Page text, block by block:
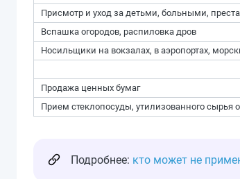
Присмотр и уход за детьми, больными,
Вспашка огородов, распиловка дров
Носильщики на вокзалах, в аэропортах,
Продажа ценных бумаг
Прием стеклопосуды, утилизованного сырья
Подробнее: кто может не